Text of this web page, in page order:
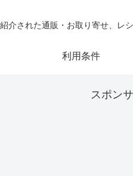
介された通販・お取り寄せ、レ
利用条件
スポン